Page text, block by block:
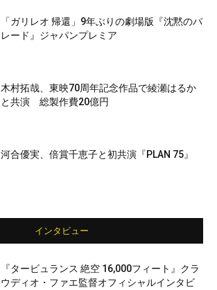
「ガリレオ 帰還」9年ぶりの劇場版『沈黙のパ
レード』ジャパンプレミア
木村拓哉、東映70周年記念作品で綾瀬はるか
と共演 総製作費20億円
河合優実、倍賞千恵子と初共演『PLAN 75』
インタビュー
『タービュランス 絶空 16,000フィート』クラ
ウディオ・ファエ監督オフィシャルインタビ